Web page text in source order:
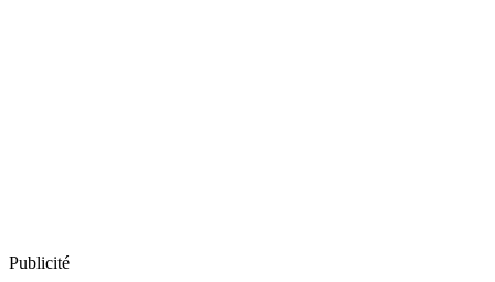
Publicité